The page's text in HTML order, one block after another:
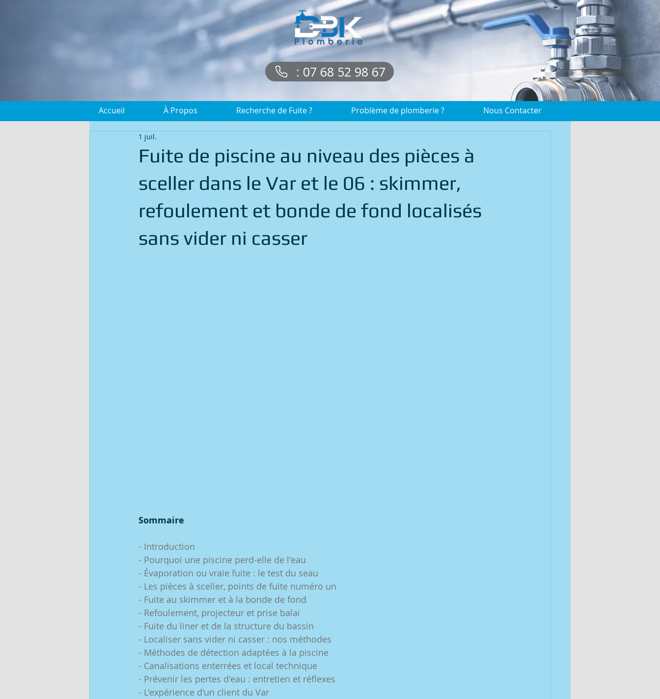
: 07 68 52 98 67
Accueil À Propos Recherche de Fuite ? Problème de plomberie ? Nous Contacter
Fuite de piscine au niveau des pièces à
sceller dans le Var et le 06 : skimmer,
refoulement et bonde de fond localisés
sans vider ni casser
1 juil.
Sommaire
- Introduction
- Pourquoi une piscine perd-elle de l'eau
- Évaporation ou vraie fuite : le test du seau
- Les pièces à sceller, points de fuite numéro un
- Fuite au skimmer et à la bonde de fond
- Refoulement, projecteur et prise balai
- Fuite du liner et de la structure du bassin
- Localiser sans vider ni casser : nos méthodes
- Méthodes de détection adaptées à la piscine
- Canalisations enterrées et local technique
- Prévenir les pertes d'eau : entretien et réflexes
- L'expérience d'un client du Var